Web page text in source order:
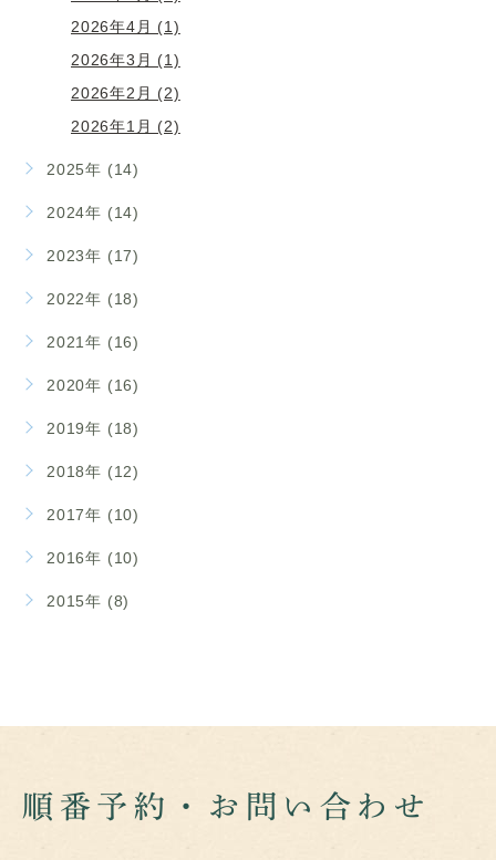
2026年4月 (1)
2026年3月 (1)
2026年2月 (2)
2026年1月 (2)
2025年 (14)
2024年 (14)
2023年 (17)
2022年 (18)
2021年 (16)
2020年 (16)
2019年 (18)
2018年 (12)
2017年 (10)
2016年 (10)
2015年 (8)
順番予約・お問い合わせ